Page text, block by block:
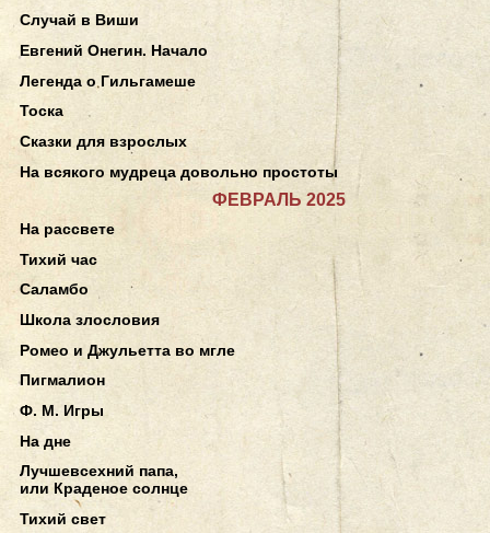
Случай в Виши
Евгений Онегин. Начало
Легенда о Гильгамеше
Тоска
Сказки для взрослых
На всякого мудреца довольно простоты
ФЕВРАЛЬ 2025
На рассвете
Тихий час
Саламбо
Школа злословия
Ромео и Джульетта во мгле
Пигмалион
Ф. М. Игры
На дне
Лучшевсехний папа,
или Краденое солнце
Тихий свет